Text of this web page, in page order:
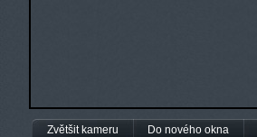
Zvětšit kameru Do nového okna